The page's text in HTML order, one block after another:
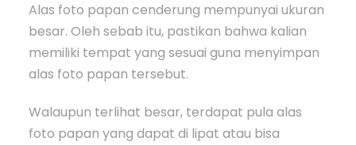
Alas foto papan cenderung mempunyai ukuran
besar. Oleh sebab itu, pastikan bahwa kalian
memiliki tempat yang sesuai guna menyimpan
alas foto papan tersebut.
Walaupun terlihat besar, terdapat pula alas
foto papan yang dapat di lipat atau bisa